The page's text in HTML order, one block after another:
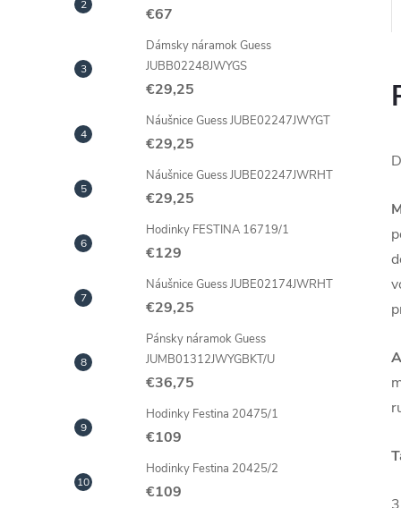
€67
Dámsky náramok Guess
JUBB02248JWYGS
€29,25
Náušnice Guess JUBE02247JWYGT
€29,25
Náušnice Guess JUBE02247JWRHT
€29,25
Hodinky FESTINA 16719/1
€129
Náušnice Guess JUBE02174JWRHT
€29,25
Pánsky náramok Guess
JUMB01312JWYGBKT/U
€36,75
Hodinky Festina 20475/1
€109
Hodinky Festina 20425/2
€109